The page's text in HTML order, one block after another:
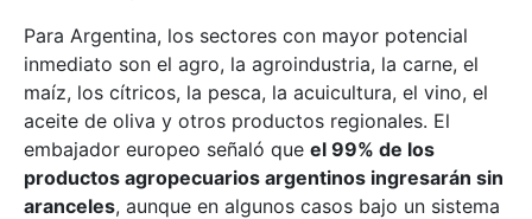
Para Argentina, los sectores con mayor potencial
inmediato son el agro, la agroindustria, la carne, el
maíz, los cítricos, la pesca, la acuicultura, el vino, el
aceite de oliva y otros productos regionales. El
embajador europeo señaló que el 99% de los
productos agropecuarios argentinos ingresarán sin
aranceles, aunque en algunos casos bajo un sistema